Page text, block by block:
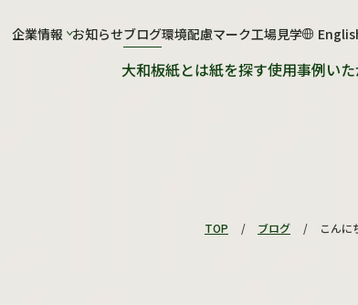
企業情報 工場について
お知らせブログ環境配慮マーク工場見学
大和板紙とは紙を探す使用事例い
TOP / ブログ / こんに